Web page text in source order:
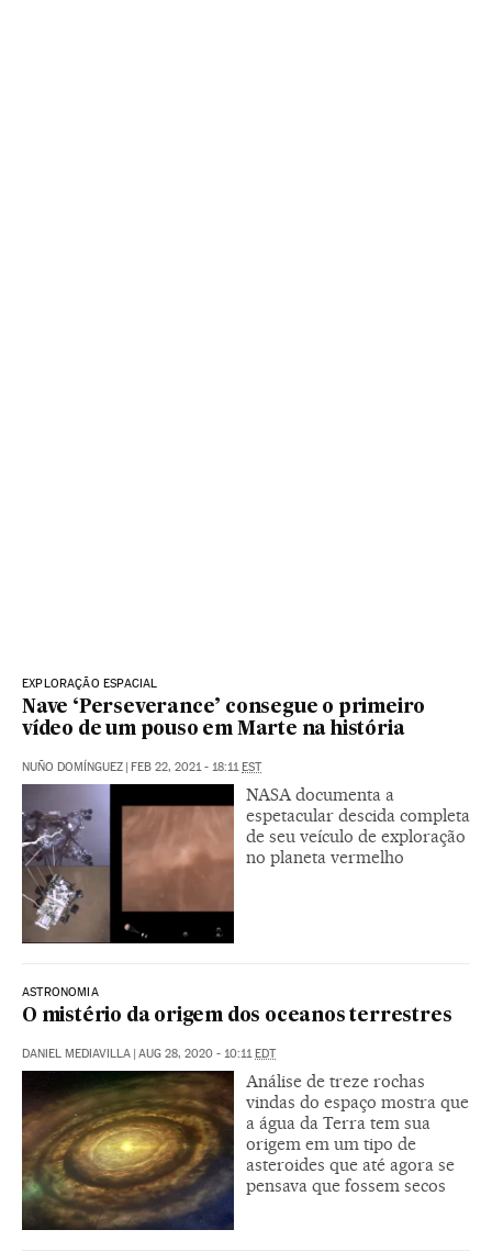
EXPLORAÇÃO ESPACIAL
Nave ‘Perseverance’ consegue o primeiro
vídeo de um pouso em Marte na história
NUÑO DOMÍNGUEZ | FEB 22, 2021 - 18:11EST
NASA documenta a
espetacular descida completa
de seu veículo de exploração
no planeta vermelho
ASTRONOMIA
O mistério da origem dos oceanos terrestres
DANIEL MEDIAVILLA | AUG 28, 2020 - 10:11EDT
Análise de treze rochas
vindas do espaço mostra que
a água da Terra tem sua
origem em um tipo de
asteroides que até agora se
pensava que fossem secos